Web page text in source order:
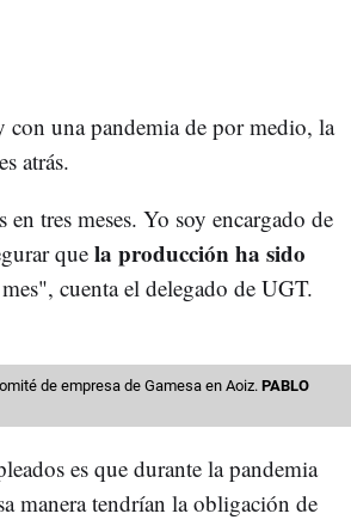
con una pandemia de por medio, la
atrás.
tres meses. Yo soy encargado de
quela producción ha sido
cuenta el delegado de UGT.
de empresa de Gamesa en Aoiz.PABLO
es que durante la pandemia
manera tendrían la obligación de